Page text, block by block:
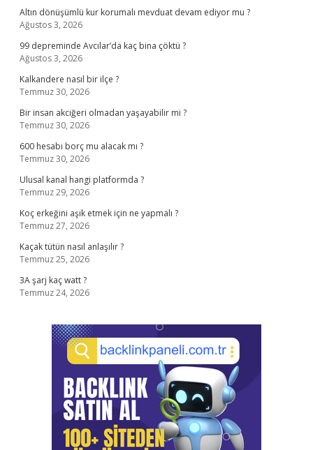
Altın dönüşümlü kur korumalı mevduat devam ediyor mu ?
Ağustos 3, 2026
99 depreminde Avcılar’da kaç bina çöktü ?
Ağustos 3, 2026
Kalkandere nasıl bir ilçe ?
Temmuz 30, 2026
Bir insan akciğeri olmadan yaşayabilir mi ?
Temmuz 30, 2026
600 hesabı borç mu alacak mı ?
Temmuz 30, 2026
Ulusal kanal hangi platformda ?
Temmuz 29, 2026
Koç erkeğini aşık etmek için ne yapmalı ?
Temmuz 27, 2026
Kaçak tütün nasıl anlaşılır ?
Temmuz 25, 2026
3A şarj kaç watt ?
Temmuz 24, 2026